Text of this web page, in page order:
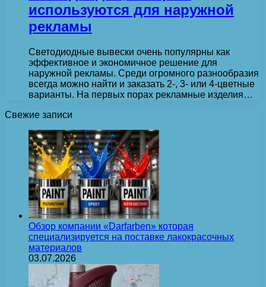
используются для наружной
рекламы
Светодиодные вывески очень популярны как
эффективное и экономичное решение для
наружной рекламы. Среди огромного разнообразия
всегда можно найти и заказать 2-, 3- или 4-цветные
варианты. На первых порах рекламные изделия…
Свежие записи
Обзор компании «Darfarben» которая
специализируется на поставке лакокрасочных
материалов
03.07.2026